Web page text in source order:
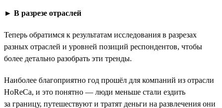
► В разрезе отраслей
Теперь обратимся к результатам исследования в разрезах
разных отраслей и уровней позиций респондентов, чтобы
более детально разобрать эти тренды.
Наиболее благоприятно год прошёл для компаний из отрасли
HoReCa, и это понятно — люди меньше стали ездить
за границу, путешествуют и тратят деньги на развлечения они